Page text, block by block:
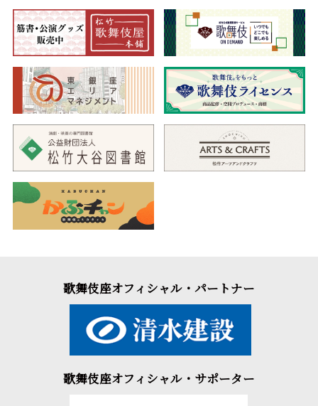
歌舞伎座オフィシャル・パートナー
歌舞伎座オフィシャル・サポーター